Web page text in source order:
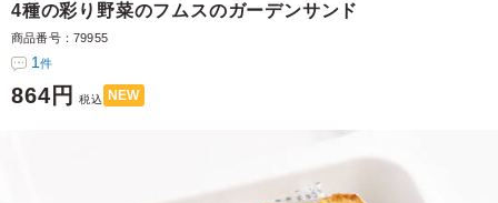
4種の彩り野菜のフムスのガーデンサンド
商品番号：79955
1件
864円 税込 NEW